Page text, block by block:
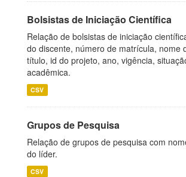
Bolsistas de Iniciação Científica
Relação de bolsistas de iniciação
do discente, número de matrícula, nome
título, id do projeto, ano, vigência,
acadêmica.
CSV
Grupos de Pesquisa
Relação de grupos de pesquisa com
do líder.
CSV